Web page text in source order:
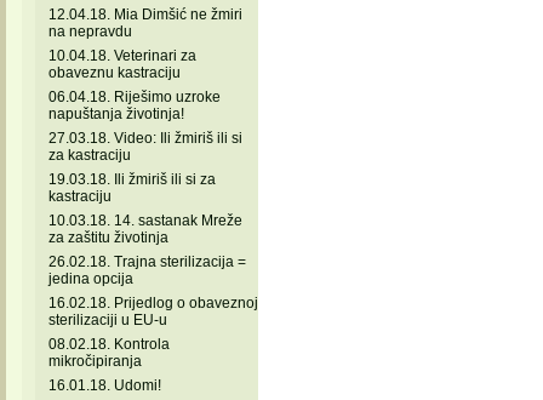
12.04.18. Mia Dimšić ne žmiri
na nepravdu
10.04.18. Veterinari za
obaveznu kastraciju
06.04.18. Riješimo uzroke
napuštanja životinja!
27.03.18. Video: Ili žmiriš ili si
za kastraciju
19.03.18. Ili žmiriš ili si za
kastraciju
10.03.18. 14. sastanak Mreže
za zaštitu životinja
26.02.18. Trajna sterilizacija =
jedina opcija
16.02.18. Prijedlog o obaveznoj
sterilizaciji u EU-u
08.02.18. Kontrola
mikročipiranja
16.01.18. Udomi!